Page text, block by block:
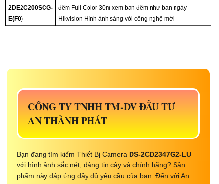
2DE2C200SCG-
E(F0)
đêm Full Color 30m xem ban đêm như ban ngày
Hikvision Hình ảnh sáng với công nghệ mới
CÔNG TY TNHH TM-DV ĐẦU TƯ
AN THÀNH PHÁT
Bạn đang tìm kiếm Thiết Bị Camera DS-2CD2347G2-LU
với hình ảnh sắc nét, đáng tin cậy và chính hãng? Sản
phẩm này đáp ứng đầy đủ yêu cầu của bạn. Đến với An